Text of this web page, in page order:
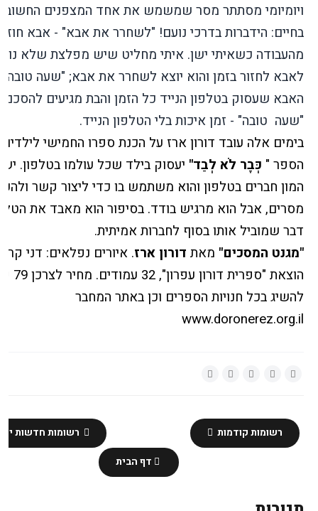
ויומיומי מסתתר מסר שמשמש את אחד המצפנים
בחיים: הידברות בדרכי נועם! "לשחרר את אבא" - אבא חוזר
מהעבודה כשאיתי ישן. איתי מחליט שיש מפלצת שלא
לאבא לחזור בזמן והוא יוצא לשחרר את אבא; "שעה
האבא שעסוק בטלפון הנייד כל הזמן והבת מגיעים
"שעה טובה" - זמן איכות בלי הטלפון הנייד.
בימים אלה עובד דורון ארז על הכנת ספרו החמישי לילדים.
הספר " כְּבָר לֹא לְבַד" יעסוק בילד שכל עולמו בטלפון. יש
המון חברים בטלפון והוא משתמש בו כדי ליצור קשר
מסרים, אבל הוא מרגיש בודד. בסיפור הוא מאבד את
דבר שמוביל אותו בסוף לחברות אמיתית.
"מגנט המסכים" מאת דורון ארז. איורים נפלאים: דני
הוצאת "ספרית דורון עפרון",
להשיג בכל חנויות הספרים וכן באתר המחבר
www.doronerez.org.il
רשומות חדשות רשומות קודמות
דף הבית